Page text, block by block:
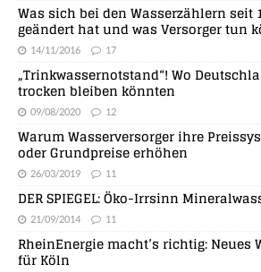
Was sich bei den Wasserzählern seit
geändert hat und was Versorger tun
14/11/2016 17
„Trinkwassernotstand“! Wo
trocken bleiben könnten
09/08/2020 12
Warum Wasserversorger ihre
oder Grundpreise erhöhen
26/03/2019 11
DER SPIEGEL: Öko-Irrsinn
21/09/2014 11
RheinEnergie macht’s richtig: Neues
für Köln